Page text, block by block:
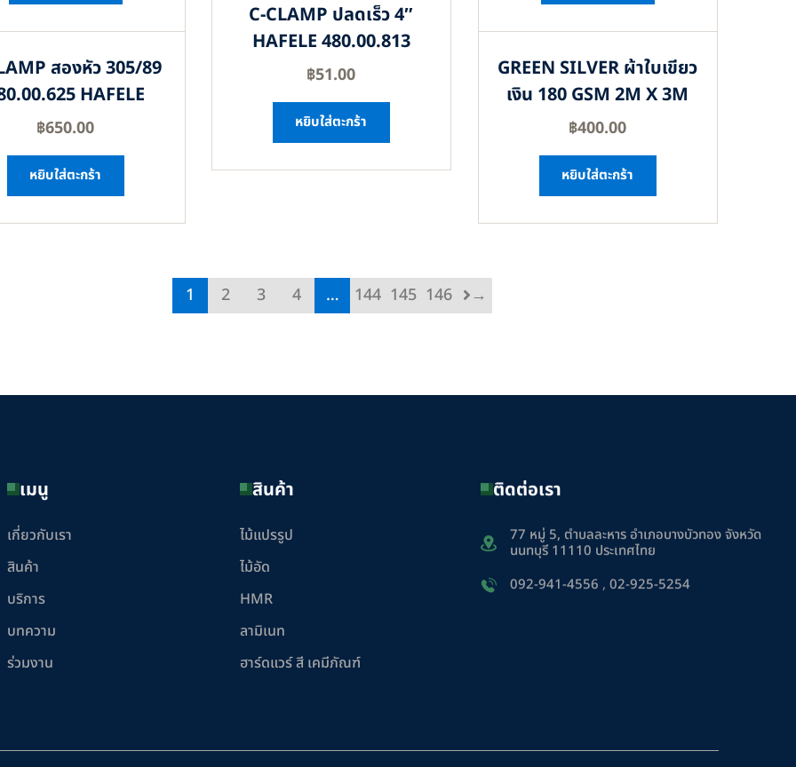
C-CLAMP ปลดเร็ว 4″
HAFELE 480.00.813
฿51.00
หยิบใส่ตะกร้า
สองหัว 305/89
HAFELE
฿650.00
หยิบใส่ตะกร้า
GREEN SILVER ผ้าใบเขียว
เงิน 180 GSM 2M X 3M
฿400.00
หยิบใส่ตะกร้า
1 2 3 4 … 144 145 146 →
เมนู
เกี่ยวกับเรา
สินค้า
บริการ
บทความ
ร่วมงาน
สินค้า
ไม้แปรรูป
ไม้อัด
HMR
ลามิเนท
ฮาร์ดแวร์ สี เคมีภัณฑ์
ติดต่อเรา
77 หมู่ 5, ตำบลละหาร อำเภอบางบัวทอง จังหวัด
นนทบุรี 11110 ประเทศไทย
092-941-4556 ,02-925-5254